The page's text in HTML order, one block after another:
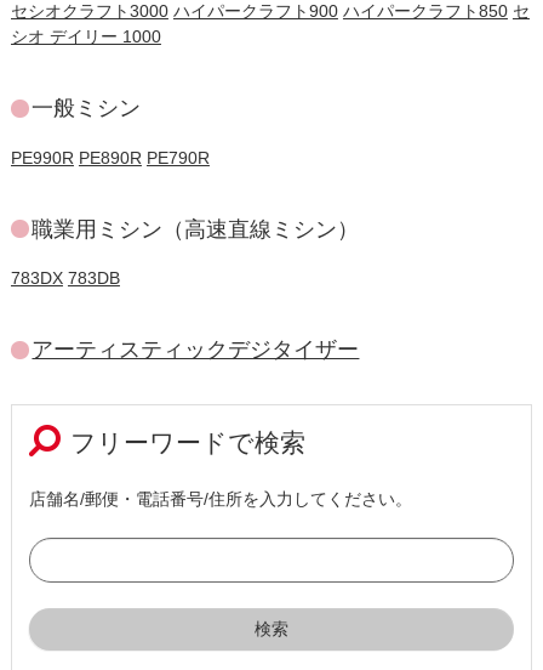
セシオクラフト3000 ハイパークラフト900 ハイパークラフト850 セ
シオ デイリー 1000
一般ミシン
PE990R PE890R PE790R
職業用ミシン（高速直線ミシン）
783DX 783DB
アーティスティックデジタイザー
フリーワードで検索
店舗名/郵便・電話番号/住所を入力してください。